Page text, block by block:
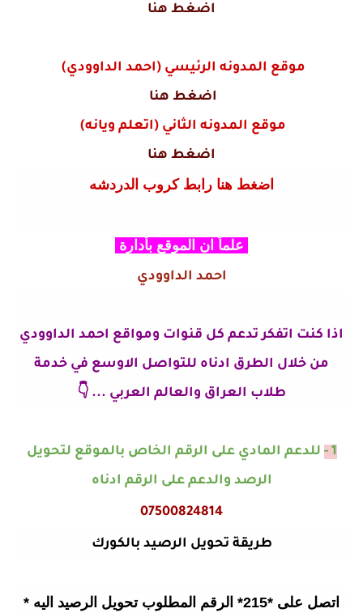
اضغط هنا
موقع المدونه الرئيسي (احمد الداوودي)
اضغط هنا
موقع المدونه الثاني (اتعلم ويانه)
اضغط هنا
اضغط هنا رابط كروب الدردشه
علماً ان الموقع بأدارة
احمد الداوودي
اذا كنت اتفكر تدعم كل قنوات ومواقع احمد الداوودي
من خلال الطرق ادناه للتواصل الاوسع في خدمة
طلاب العراق والعالم العربي ... 👇
1 -
للدعم المادي على الرقم الخاص بالموقع لتحويل
الرصد والدعم على الرقم ادناه
07500824814
طريقة تحويل الرصيد بالكورك
اتصل على *215* الرقم المطلوب تحويل الرصيد اليه *